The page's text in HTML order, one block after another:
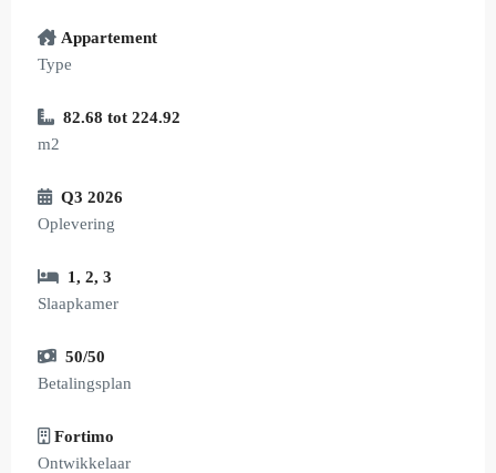
Appartement
Type
82.68 tot 224.92
m2
Q3 2026
Oplevering
1, 2, 3
Slaapkamer
50/50
Betalingsplan
Fortimo
Ontwikkelaar